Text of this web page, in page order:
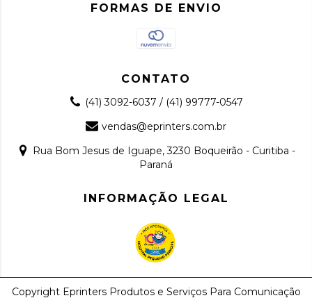
FORMAS DE ENVIO
CONTATO
(41) 3092-6037 / (41) 99777-0547
vendas@eprinters.com.br
Rua Bom Jesus de Iguape, 3230 Boqueirão - Curitiba -
Paraná
INFORMAÇÃO LEGAL
Copyright Eprinters Produtos e Serviços Para Comunicação